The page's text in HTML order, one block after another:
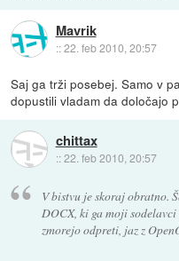
Mavrik
::22. feb 2010, 20:57
Saj ga trži posebej. Samo v
dopustili vladam da določajo
chittax
::22. feb 2010, 20:57
V bistvu je skoraj obratno.
DOCX, ki ga moji
zmorejo odpreti, jaz z